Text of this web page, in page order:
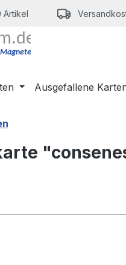
Artikel
Ausgefallene